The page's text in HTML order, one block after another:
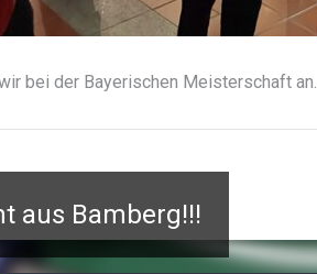
bei der Bayerischen Meisterschaft an.
aus Bamberg!!!